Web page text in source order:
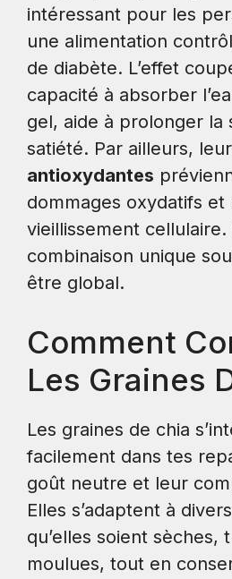
intéressant pour les
une alimentation
de diabète. L’effet
capacité à absorber
gel, aide à prolonger la
satiété. Par ailleurs,
antioxydantes
dommages oxydatifs et
vieillissement cellulaire.
combinaison unique
être global.
Comment
Les Graines
Les graines de chia
facilement dans tes
goût neutre et leur
Elles s’adaptent à
qu’elles soient sèches,
moulues, tout en